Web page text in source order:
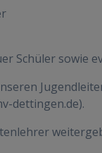
Schüler sowie
dettingen.de).